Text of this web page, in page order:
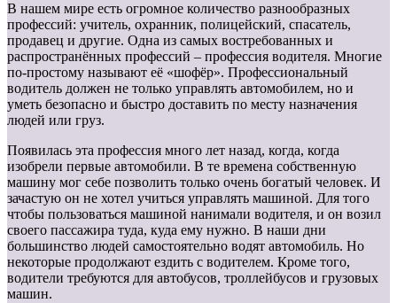
В нашем мире есть огромное количество разнообразных
профессий: учитель, охранник, полицейский, спасатель,
продавец и другие. Одна из самых востребованных и
распространённых профессий – профессия водителя. Многие
по-простому называют её «шофёр». Профессиональный
водитель должен не только управлять автомобилем, но и
уметь безопасно и быстро доставить по месту назначения
людей или груз.
Появилась эта профессия много лет назад, когда, когда
изобрели первые автомобили. В те времена собственную
машину мог себе позволить только очень богатый человек. И
зачастую он не хотел учиться управлять машиной. Для того
чтобы пользоваться машиной нанимали водителя, и он возил
своего пассажира туда, куда ему нужно. В наши дни
большинство людей самостоятельно водят автомобиль. Но
некоторые продолжают ездить с водителем. Кроме того,
водители требуются для автобусов, троллейбусов и грузовых
машин.